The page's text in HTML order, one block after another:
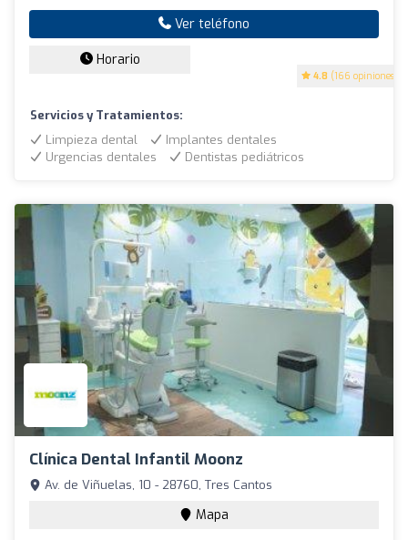
4.8 (166 opiniones)
Ver teléfono
Horario
Servicios y Tratamientos:
Limpieza dental
Implantes dentales
Urgencias dentales
Dentistas pediátricos
Clínica Dental Infantil Moonz
Av. de Viñuelas, 10 - 28760, Tres Cantos
Mapa